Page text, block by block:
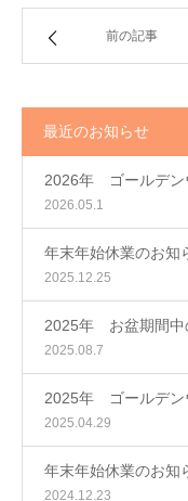
前の記事
最近のお知らせ
2026年 ゴールデン
2026.05.1
年末年始休業のお知
2025.12.25
2025年 お盆期間中
2025.08.7
2025年 ゴールデン
2025.04.29
年末年始休業のお知
2024.12.23